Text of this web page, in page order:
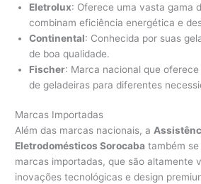
Eletrolux: Oferece uma vasta gama
combinam eficiência energética e
Continental: Conhecida por suas
de boa qualidade.
Fischer: Marca nacional que
de geladeiras para diferentes
Marcas Importadas
Além das marcas nacionais, a
Eletrodomésticos Sorocaba também
marcas importadas, que são altamente
inovações tecnológicas e design